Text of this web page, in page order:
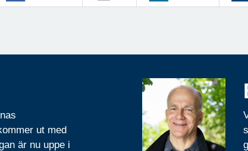
ut med
är nu uppe i